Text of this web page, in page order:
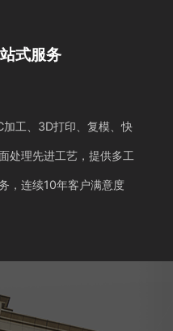
式服务
工、3D打印、复模、快
处理先进工艺，提供多工
，连续10年客户满意度